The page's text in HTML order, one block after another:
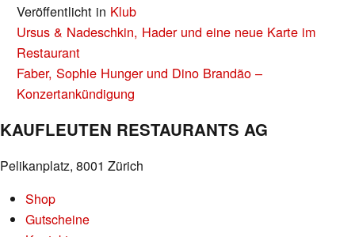
Veröffentlicht in Klub
BEITRAGS-
NAVIGATION
Ursus & Nadeschkin, Hader und eine neue Karte im
Restaurant
Faber, Sophie Hunger und Dino Brandão –
Konzertankündigung
KAUFLEUTEN RESTAURANTS AG
Pelikanplatz, 8001 Zürich
Shop
Gutscheine